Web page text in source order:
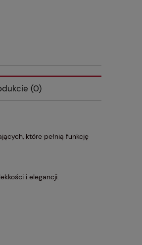
(0)
które pełnią funkcję
i elegancji.